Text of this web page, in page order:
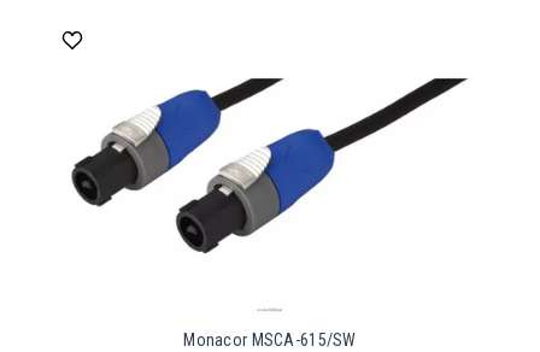
Monacor MSCA-615/SW